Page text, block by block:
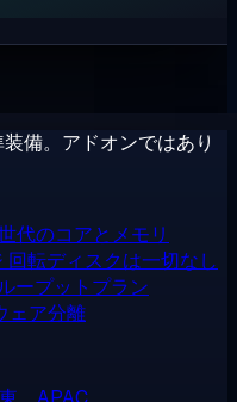
備。アドオンではあり
代のコアとメモリ
回転ディスクは一切なし
ープットプラン
ェア分離